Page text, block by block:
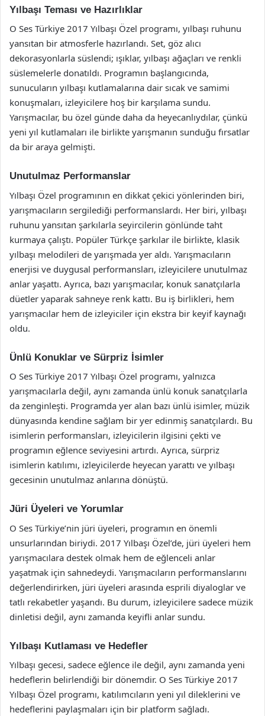
Yılbaşı Teması ve Hazırlıklar
O Ses Türkiye 2017 Yılbaşı Özel programı, yılbaşı ruhunu
yansıtan bir atmosferle hazırlandı. Set, göz alıcı
dekorasyonlarla süslendi; ışıklar, yılbaşı ağaçları ve renkli
süslemelerle donatıldı. Programın başlangıcında,
sunucuların yılbaşı kutlamalarına dair sıcak ve samimi
konuşmaları, izleyicilere hoş bir karşılama sundu.
Yarışmacılar, bu özel günde daha da heyecanlıydılar, çünkü
yeni yıl kutlamaları ile birlikte yarışmanın sunduğu fırsatlar
da bir araya gelmişti.
Unutulmaz Performanslar
Yılbaşı Özel programının en dikkat çekici yönlerinden biri,
yarışmacıların sergilediği performanslardı. Her biri, yılbaşı
ruhunu yansıtan şarkılarla seyircilerin gönlünde taht
kurmaya çalıştı. Popüler Türkçe şarkılar ile birlikte, klasik
yılbaşı melodileri de yarışmada yer aldı. Yarışmacıların
enerjisi ve duygusal performansları, izleyicilere unutulmaz
anlar yaşattı. Ayrıca, bazı yarışmacılar, konuk sanatçılarla
düetler yaparak sahneye renk kattı. Bu iş birlikleri, hem
yarışmacılar hem de izleyiciler için ekstra bir keyif kaynağı
oldu.
Ünlü Konuklar ve Sürpriz İsimler
O Ses Türkiye 2017 Yılbaşı Özel programı, yalnızca
yarışmacılarla değil, aynı zamanda ünlü konuk sanatçılarla
da zenginleşti. Programda yer alan bazı ünlü isimler, müzik
dünyasında kendine sağlam bir yer edinmiş sanatçılardı. Bu
isimlerin performansları, izleyicilerin ilgisini çekti ve
programın eğlence seviyesini artırdı. Ayrıca, sürpriz
isimlerin katılımı, izleyicilerde heyecan yarattı ve yılbaşı
gecesinin unutulmaz anlarına dönüştü.
Jüri Üyeleri ve Yorumlar
O Ses Türkiye’nin jüri üyeleri, programın en önemli
unsurlarından biriydi. 2017 Yılbaşı Özel’de, jüri üyeleri hem
yarışmacılara destek olmak hem de eğlenceli anlar
yaşatmak için sahnedeydi. Yarışmacıların performanslarını
değerlendirirken, jüri üyeleri arasında esprili diyaloglar ve
tatlı rekabetler yaşandı. Bu durum, izleyicilere sadece müzik
dinletisi değil, aynı zamanda keyifli anlar sundu.
Yılbaşı Kutlaması ve Hedefler
Yılbaşı gecesi, sadece eğlence ile değil, aynı zamanda yeni
hedeflerin belirlendiği bir dönemdir. O Ses Türkiye 2017
Yılbaşı Özel programı, katılımcıların yeni yıl dileklerini ve
hedeflerini paylaşmaları için bir platform sağladı.